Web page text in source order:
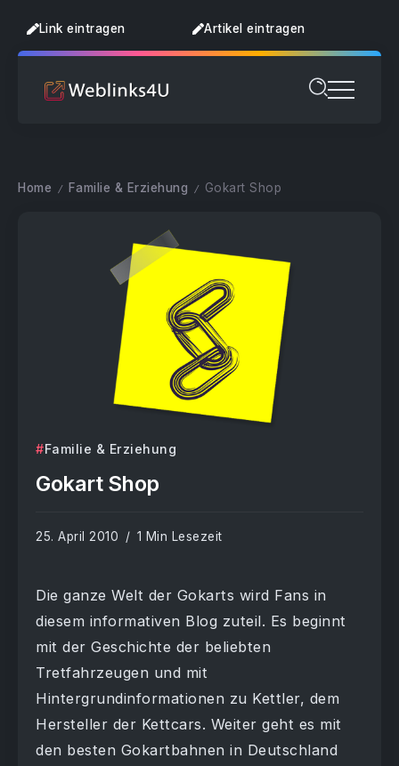
Link eintragen Artikel eintragen
Home / Familie & Erziehung / Gokart Shop
Familie & Erziehung
Gokart Shop
25. April 2010 1 Min Lesezeit
Die ganze Welt der Gokarts wird Fans in
diesem informativen Blog zuteil. Es beginnt
mit der Geschichte der beliebten
Tretfahrzeugen und mit
Hintergrundinformationen zu Kettler, dem
Hersteller der Kettcars. Weiter geht es mit
den besten Gokartbahnen in Deutschland